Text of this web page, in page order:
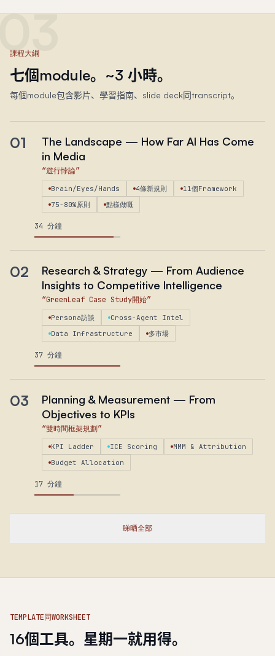
課程大綱
七個module。~​3 小時。
每個module包含影片、學習指南、slide deck同transcript。
01
The Landscape — How Far AI Has Come
in Media
“遊行悖論”
Brain/Eyes/Hands 4條新規則
11個Framework
75-80%原則
點樣做嘅
34 分鐘
02
Research & Strategy — From Audience
Insights to Competitive Intelligence
“GreenLeaf Case Study開始”
Persona訪談
Cross-Agent Intel
Data Infrastructure
多市場
37 分鐘
03
Planning & Measurement — From
Objectives to KPIs
“雙時間框架規劃”
KPI Ladder ICE Scoring
MMM & Attribution
Budget Allocation
17 分鐘
睇晒全部
TEMPLATE同WORKSHEET
16個工具。星期一就用得。